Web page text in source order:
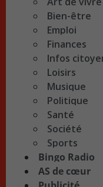
Bien-être
Emploi
Finances
Infos
Loisirs
Musique
Politique
Santé
Société
Sports
Bingo Radio
AS de cœur